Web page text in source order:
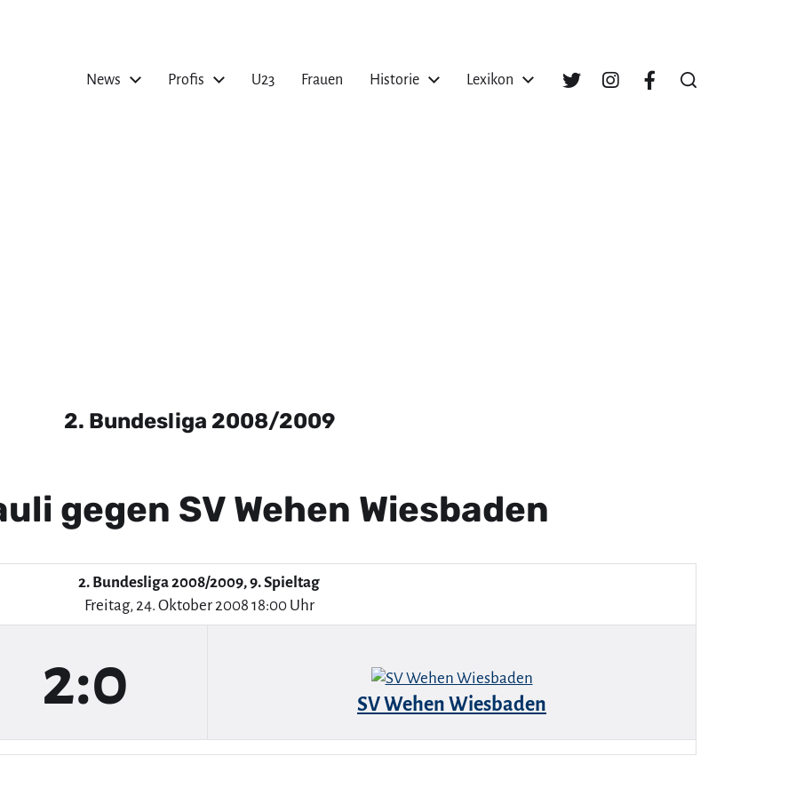
News Profis U23 Frauen Historie Lexikon
2. Bundesliga 2008/2009
gegen SV Wehen Wiesbaden
2. Bundesliga 2008/2009, 9. Spieltag
Freitag, 24. Oktober 2008 18:00 Uhr
2:0 SV Wehen Wiesbaden